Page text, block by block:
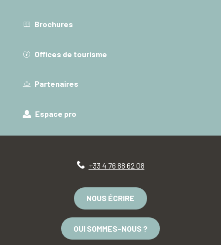
Brochures
Offices de tourisme
Partenaires
Espace pro
+33 4 76 88 62 08
NOUS ÉCRIRE
QUI SOMMES-NOUS ?